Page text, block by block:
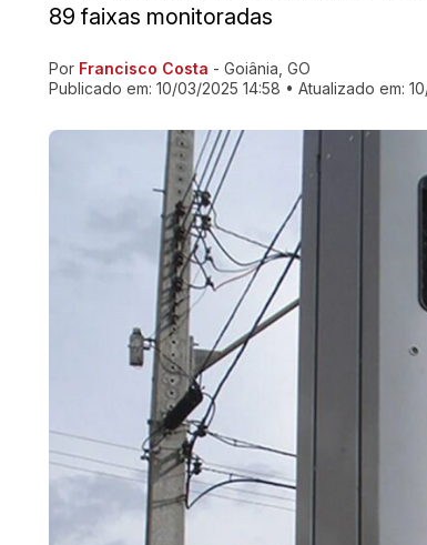
89 faixas monitoradas
Ir direto pra matéria
Por Francisco Costa - Goiânia, GO
Publicado em: 10/03/2025 14:58 • Atualizado em: